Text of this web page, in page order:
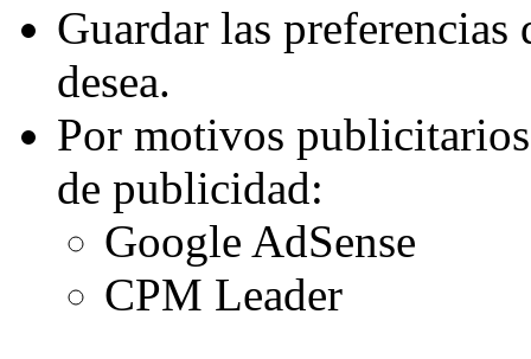
Guardar las
desea.
Por motivos
de publicidad:
Google AdSense
CPM Leader